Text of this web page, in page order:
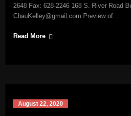
2648 Fax: 628-2246 168 S. River Road
ChauKelley@gmail.com Preview of…
Read More
August 22, 2020